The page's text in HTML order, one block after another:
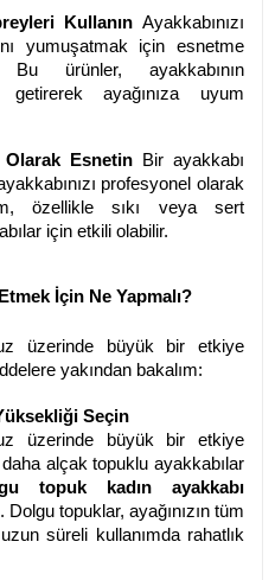
Kullanın Ayakkabınızı
yumuşatmak için esnetme
Bu ürünler, ayakkabının
ayağınıza uyum
Olarak EsnetinBir ayakkabı
profesyonel olarak
özellikle sıkı veya sert
için etkili olabilir.
İçin Ne Yapmalı?
üzerinde büyük bir etkiye
yakından bakalım:
Seçin
üzerinde büyük bir etkiye
alçak topuklu ayakkabılar
topuk kadın ayakkabı
topuklar, ayağınızın tüm
süreli kullanımda rahatlık